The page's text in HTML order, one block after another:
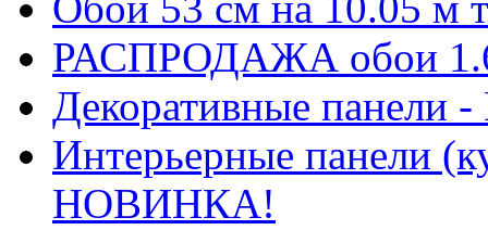
РАСПРОДАЖА обои
Декоративные
Интерьерные панели
НОВИНКА!